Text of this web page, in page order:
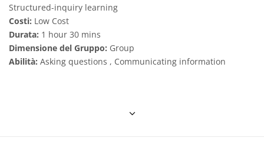
Structured-inquiry learning
Costi: Low Cost
Durata: 1 hour 30 mins
Dimensione del Gruppo: Group
Abilità: Asking questions , Communicating information